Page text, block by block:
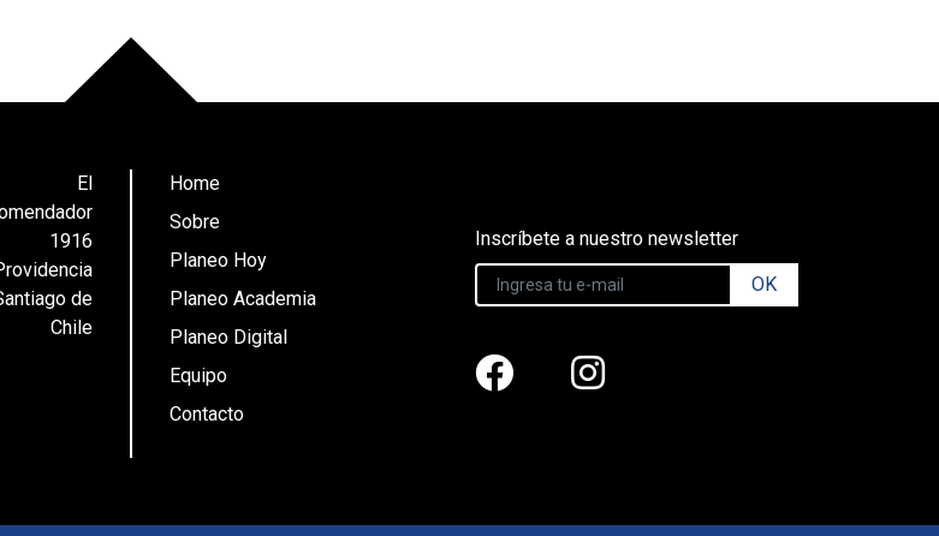
El
1916
de
Chile
Home
Sobre
Planeo Hoy
Planeo Academia
Planeo Digital
Equipo
Contacto
Inscríbete a nuestro newsletter
OK